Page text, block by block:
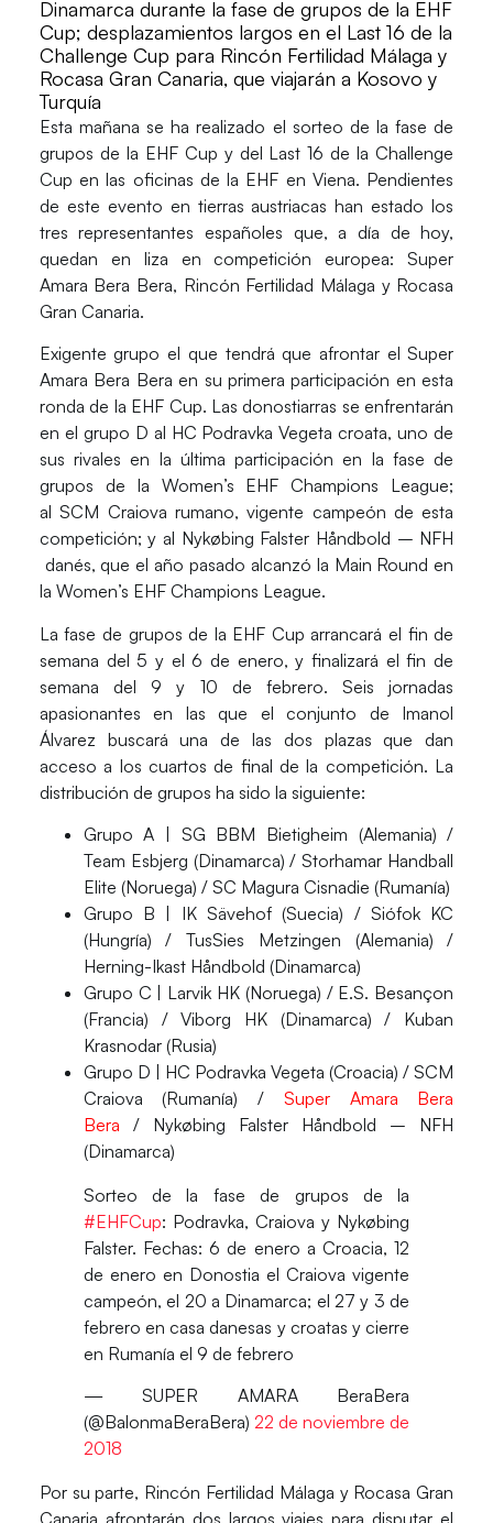
Dinamarca durante la fase de grupos de la EHF
Cup; desplazamientos largos en el Last 16 de la
Challenge Cup para Rincón Fertilidad Málaga y
Rocasa Gran Canaria, que viajarán a Kosovo y
Turquía
Esta mañana se ha realizado el sorteo de lafase de
grupos de la EHF Cup y del Last 16de laChallenge
Cup en las oficinas de la EHF en Viena. Pendientes
de este evento en tierras austriacas han estado los
tres representantes españoles que, a día de hoy,
quedan en liza en competición europea: Super
Amara Bera Bera, Rincón Fertilidad Málaga y Rocasa
Gran Canaria.
Exigente grupo el que tendrá que afrontar elSuper
Amara Bera Bera en su primera participación en esta
ronda de la EHF Cup. Las donostiarras se enfrentarán
en el grupo D al HC Podravka Vegeta croata, uno de
sus rivales en la última participación en la fase de
grupos de la Women’s EHF Champions League;
alSCM Craiova rumano, vigente campeón de esta
competición; y al Nykøbing Falster Håndbold – NFH​
danés, que el año pasado alcanzó la Main Round en
la Women’s EHF Champions League.
La fase de grupos de la EHF Cup arrancará el fin de
semana del 5 y el 6 de enero, yfinalizará el fin de
semana del9 y 10 de febrero. Seis jornadas
apasionantes en las que el conjunto de Imanol
Álvarez buscará una de las dos plazas que dan
acceso a los cuartos de final de la competición. La
distribución de grupos ha sido la siguiente:
Grupo A | SG BBM Bietigheim (Alemania) /
Team Esbjerg (Dinamarca) / Storhamar Handball
Elite (Noruega) / SC Magura Cisnadie (Rumanía)
Grupo B |
IK Sävehof (Suecia) / Siófok KC
(Hungría) / TusSies Metzingen (Alemania) /
Herning-Ikast Håndbold (Dinamarca)
Grupo C | Larvik HK (Noruega) / E.S. Besançon
(Francia) / Viborg HK (Dinamarca) / Kuban
Krasnodar (Rusia)
Grupo D | HC Podravka Vegeta (Croacia) / SCM
Craiova (Rumanía) / Super Amara Bera
Bera / Nykøbing Falster Håndbold – NFH
(Dinamarca)
Sorteo de la fase de grupos de la
#EHFCup: Podravka, Craiova y Nykøbing
Falster. Fechas: 6 de enero a Croacia, 12
de enero en Donostia el Craiova vigente
campeón, el 20 a Dinamarca; el 27 y 3 de
febrero en casa danesas y croatas y cierre
en Rumanía el 9 de febrero
— SUPER AMARA BeraBera
(@BalonmaBeraBera) 22 de noviembre de
2018
Por su parte, Rincón Fertilidad Málaga y Rocasa Gran